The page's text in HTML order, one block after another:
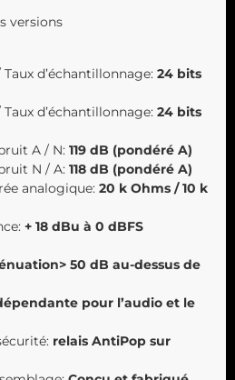
versions
d’échantillonnage: 24 bits
d’échantillonnage: 24 bits
A / N: 119 dB (pondéré A)
N / A: 118 dB (pondéré A)
analogique: 20 k Ohms / 10 k
+ 18 dBu à 0 dBFS
50 dB au-dessus de
pour l’audio et le
relais AntiPop sur